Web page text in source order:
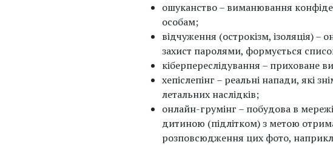
ошуканство – виманювання
особам;
відчуження (острокізм, ізоляція)
захист паролями, формується
кіберпереслідування – приховане
хепіслепінг – реальні напади, які
летальних наслідків;
онлайн-грумінг – побудова в
дитиною (підлітком) з метою
розповсюдження цих фото,